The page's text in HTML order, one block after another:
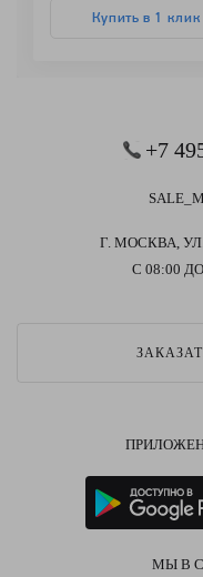
Купить в 1 клик
+7
Г. МОСКВА,
С 08:00
МЫ В